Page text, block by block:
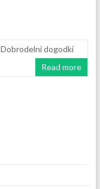
Dobrodelni dogodki
Read more